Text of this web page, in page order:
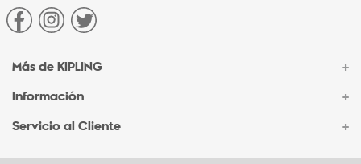
Más de KIPLING +
Acerca de Kipling
Sucursales
Información +
Contacto Corporativo
Servicio al Cliente +
Contacto